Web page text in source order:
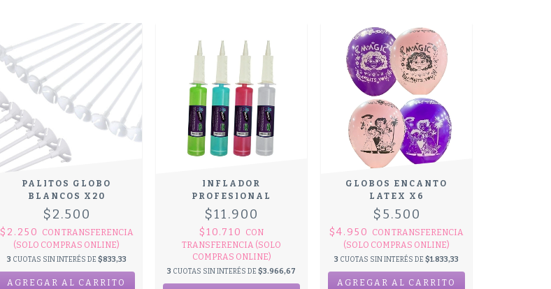
PALITOS GLOBO
BLANCOS X20
$2.500
$2.250 CONTRANSFERENCIA
(SOLO COMPRAS ONLINE)
3 CUOTAS SIN INTERÉS DE $833,33
INFLADOR
PROFESIONAL
$11.900
$10.710
CON
TRANSFERENCIA (SOLO
COMPRAS ONLINE)
3 CUOTAS SIN INTERÉS DE$3.966,67
GLOBOS ENCANTO
LATEX X6
$5.500
$4.950 CONTRANSFERENCIA
(SOLO COMPRAS ONLINE)
3 CUOTAS SIN INTERÉS DE$1.833,33